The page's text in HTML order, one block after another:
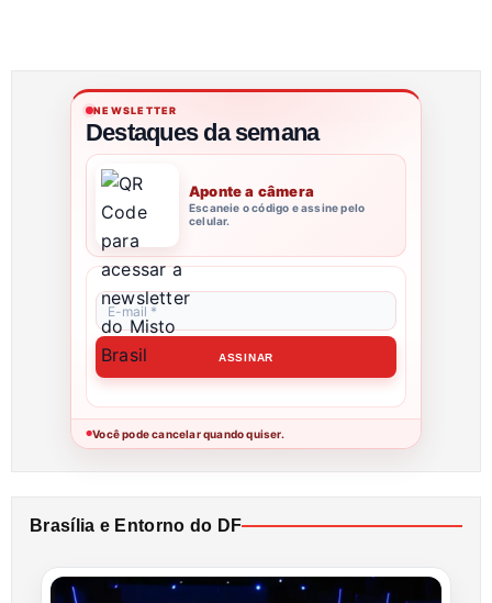
NEWSLETTER
Destaques da semana
Aponte a câmera
Escaneie o código e assine pelo
celular.
●Você pode cancelar quando quiser.
Brasília e Entorno do DF